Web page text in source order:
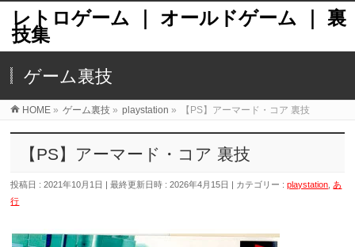
レトロゲーム ｜ オールドゲーム ｜ 裏
技集
ゲーム裏技
HOME » ゲーム裏技 » playstation » 【PS】アーマード・コア 裏技
【PS】アーマード・コア 裏技
投稿日 : 2021年10月1日 最終更新日時 : 2026年4月15日 カテゴリー :playstation あ
行